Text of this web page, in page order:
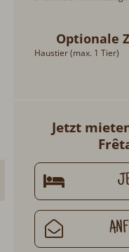
Optionale
Haustier (max. 1 Tier)
Jetzt mieten: